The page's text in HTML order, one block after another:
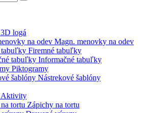
3D logá
Magn. menovky na odev
Firemné tabuľky
Informačné tabuľky
Piktogramy
Nástrekové šablóny
Aktivity
Zápichy na tortu